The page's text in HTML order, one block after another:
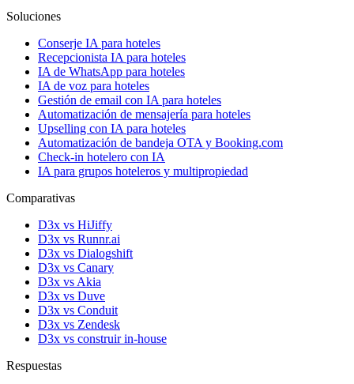
Soluciones
Conserje IA para hoteles
Recepcionista IA para hoteles
IA de WhatsApp para hoteles
IA de voz para hoteles
Gestión de email con IA para hoteles
Automatización de mensajería para hoteles
Upselling con IA para hoteles
Automatización de bandeja OTA y Booking.com
Check-in hotelero con IA
IA para grupos hoteleros y multipropiedad
Comparativas
D3x vs HiJiffy
D3x vs Runnr.ai
D3x vs Dialogshift
D3x vs Canary
D3x vs Akia
D3x vs Duve
D3x vs Conduit
D3x vs Zendesk
D3x vs construir in-house
Respuestas